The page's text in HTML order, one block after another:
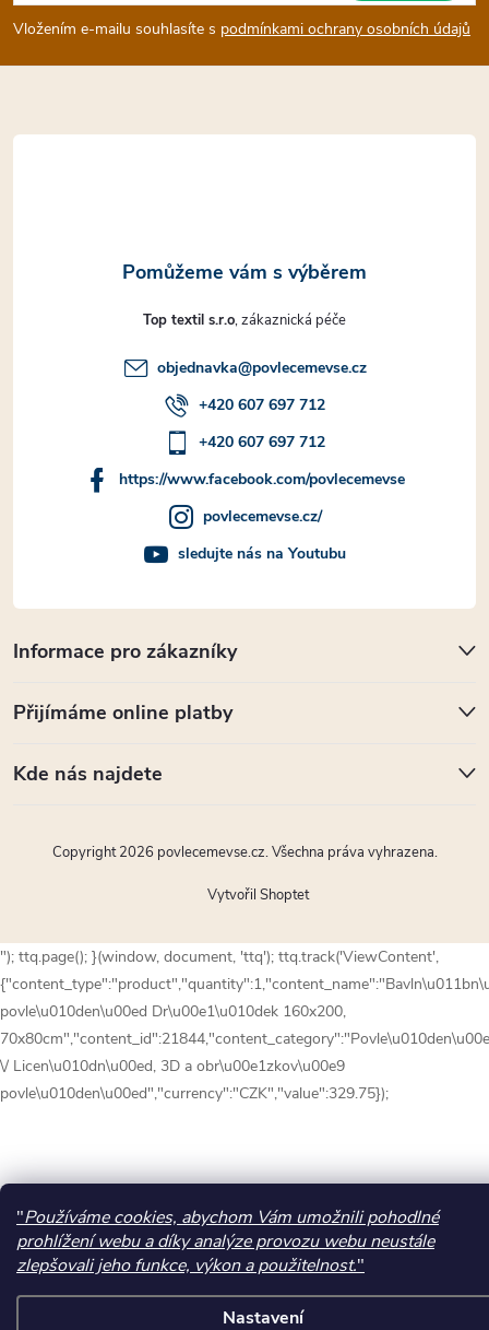
"Používáme cookies, abychom Vám umožnili pohodlné
prohlížení webu a díky analýze provozu webu neustále
zlepšovali jeho funkce, výkon a použitelnost."
Nastavení
p
a
t
Vložením e-mailu souhlasíte s podmínkami ochrany osobních údajů
Informace pro zákazníky
Přijímáme online platby
Kde nás najdete
Top textil s.r.o
objednavka@povlecemevse.cz
+420 607 697 712
+420 607 697 712
https://www.facebook.com/povlecemevse
povlecemevse.cz/
sledujte nás na Youtubu
Vytvořil Shoptet
Copyright 2026 povlecemevse.cz. Všechna práva vyhrazena.
"); ttq.page(); }(window, document, 'ttq'); ttq.track('ViewContent',
povle\u010den\u00ed Dr\u00e1\u010dek 160x200,
\/ Licen\u010dn\u00ed, 3D a obr\u00e1zkov\u00e9
povle\u010den\u00ed","currency":"CZK","value":329.75});